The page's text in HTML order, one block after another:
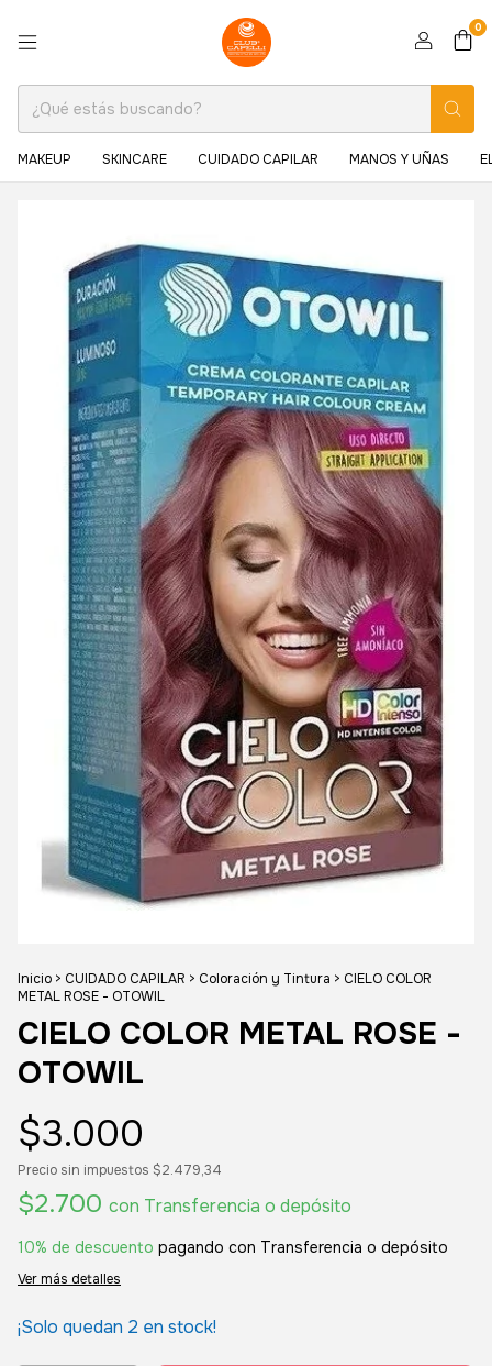
0
MAKEUP SKINCARE CUIDADO CAPILAR MANOS Y UÑAS
Inicio > CUIDADO CAPILAR > Coloración y Tintura > CIELO COLOR
METAL ROSE - OTOWIL
CIELO COLOR METAL ROSE -
OTOWIL
$3.000
Precio sin impuestos $2.479,34
$2.700 con Transferencia o depósito
10% de descuento pagando con Transferencia o depósito
Ver más detalles
¡Solo quedan 2 en stock!